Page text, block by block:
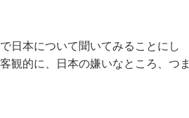
日本について聞いてみることにし
観的に、日本の嫌いなところ、つま